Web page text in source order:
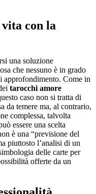
con la
una soluzione
che nessuno è in grado
approfondimento. Come in
tarocchi amore
caso non si tratta di
da temere ma, al contrario,
complessa, talvolta
essere una scelta
è una “previsione del
piuttosto l’analisi di un
delle carte per
offerte da un